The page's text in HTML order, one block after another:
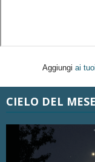
Aggiungi ai
CIELO DEL MESE